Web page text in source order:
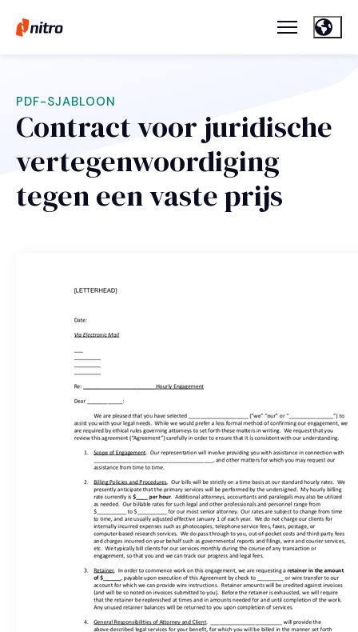
PDF-SJABLOON
Contract voor juridische
vertegenwoordiging
tegen een vaste prijs